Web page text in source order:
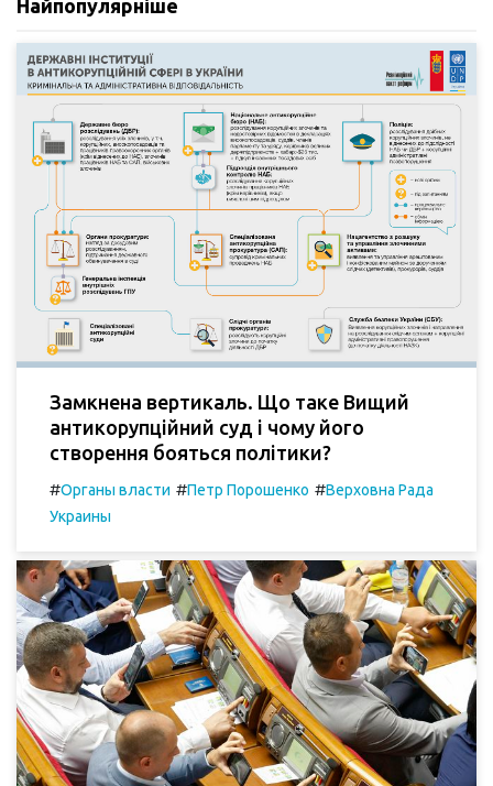
Найпопулярніше
Замкнена вертикаль. Що таке Вищий
антикорупційний суд і чому його
створення бояться політики?
#Органы власти #Петр Порошенко #Верховна Рада
Украины